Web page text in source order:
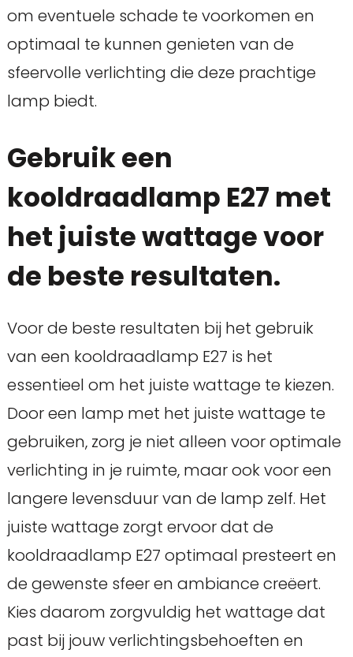
om eventuele schade te voorkomen en
optimaal te kunnen genieten van de
sfeervolle verlichting die deze prachtige
lamp biedt.
Gebruik een
kooldraadlamp E27 met
het juiste wattage voor
de beste resultaten.
Voor de beste resultaten bij het gebruik
van een kooldraadlamp E27 is het
essentieel om het juiste wattage te kiezen.
Door een lamp met het juiste wattage te
gebruiken, zorg je niet alleen voor optimale
verlichting in je ruimte, maar ook voor een
langere levensduur van de lamp zelf. Het
juiste wattage zorgt ervoor dat de
kooldraadlamp E27 optimaal presteert en
de gewenste sfeer en ambiance creëert.
Kies daarom zorgvuldig het wattage dat
past bij jouw verlichtingsbehoeften en